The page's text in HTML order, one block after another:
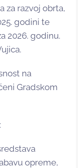
za razvoj obrta,
godini te
2026. godinu.
na
Gradskom
opreme,